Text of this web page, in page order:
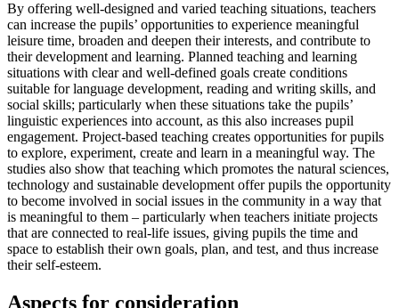
By offering well-designed and varied teaching situations, teachers
can increase the pupils’ opportunities to experience meaningful
leisure time, broaden and deepen their interests, and contribute to
their development and learning. Planned teaching and learning
situations with clear and well-defined goals create conditions
suitable for language development, reading and writing skills, and
social skills; particularly when these situations take the pupils’
linguistic experiences into account, as this also increases pupil
engagement. Project-based teaching creates opportunities for pupils
to explore, experiment, create and learn in a meaningful way. The
studies also show that teaching which promotes the natural sciences,
technology and sustainable development offer pupils the opportunity
to become involved in social issues in the community in a way that
is meaningful to them – particularly when teachers initiate projects
that are connected to real-life issues, giving pupils the time and
space to establish their own goals, plan, and test, and thus increase
their self-esteem.
Aspects for consideration